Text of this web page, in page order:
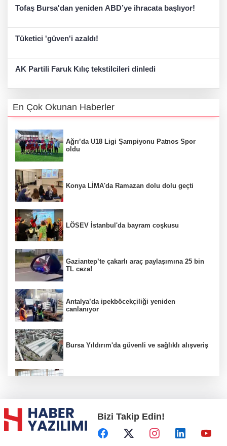
Tofaş Bursa'dan yeniden ABD’ye ihracata başlıyor!
Tüketici 'güven'i azaldı!
AK Partili Faruk Kılıç tekstilcileri dinledi
En Çok Okunan Haberler
Ağrı’da U18 Ligi Şampiyonu Patnos Spor
oldu
Konya LİMA'da Ramazan dolu dolu geçti
LÖSEV İstanbul'da bayram coşkusu
Gaziantep’te çakarlı araç paylaşımına 25 bin
TL ceza!
Antalya’da ipekböcekçiliği yeniden
canlanıyor
Bursa Yıldırım'da güvenli ve sağlıklı alışveriş
Başkent'in göletlerinde temizlik ve bakım
sürüyor
Bizi Takip Edin!